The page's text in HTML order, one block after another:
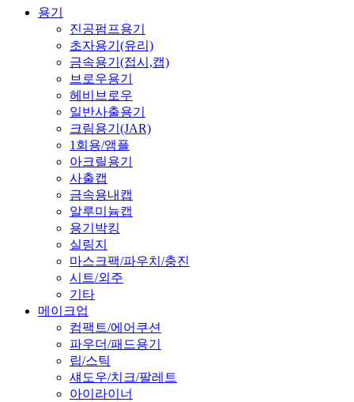
용기
진공펌프용기
초자용기(유리)
금속용기(접시,캡)
브로우용기
헤비브로우
일반사출용기
크림용기(JAR)
1회용/앰플
아크릴용기
사출캡
금속용내캡
알루미늄캡
용기박킹
실링지
마스크팩/파우치/충진
시트/외주
기타
메이크업
컴팩트/에어쿠션
파우더/패드용기
립/스틱
섀도우/치크/팔레트
아이라이너